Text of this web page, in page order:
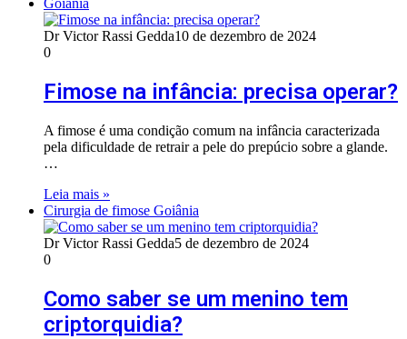
Goiânia
Dr Victor Rassi Gedda10 de dezembro de 2024
0
Fimose na infância: precisa operar?
A fimose é uma condição comum na infância caracterizada
pela dificuldade de retrair a pele do prepúcio sobre a glande.
…
Leia mais »
Cirurgia de fimose Goiânia
Dr Victor Rassi Gedda5 de dezembro de 2024
0
Como saber se um menino tem
criptorquidia?